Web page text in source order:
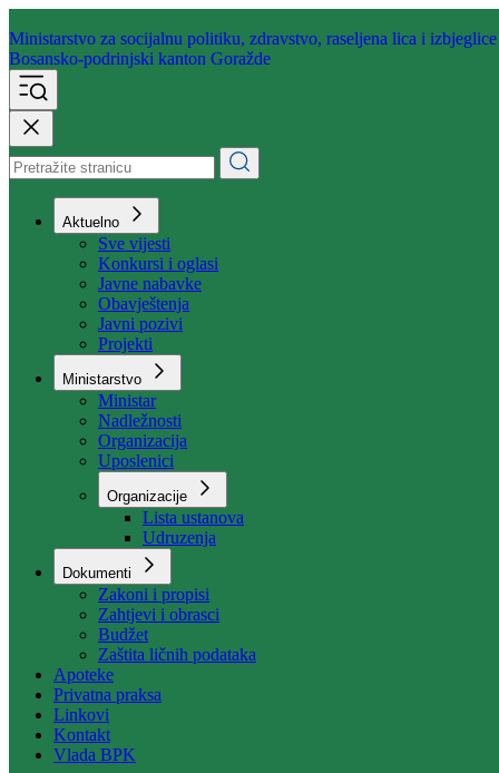
Ministarstvo za socijalnu politiku,
Bosansko-podrinjski kanton Goražde
Aktuelno
Sve vijesti
Konkursi i oglasi
Javne nabavke
Obavještenja
Javni pozivi
Projekti
Ministarstvo
Ministar
Organizacija
Uposlenici
Organizacije
Lista ustanova
Udruzenja
Dokumenti
Zakoni i propisi
Zahtjevi i obrasci
Budžet
Zaštita ličnih podataka
Apoteke
Privatna praksa